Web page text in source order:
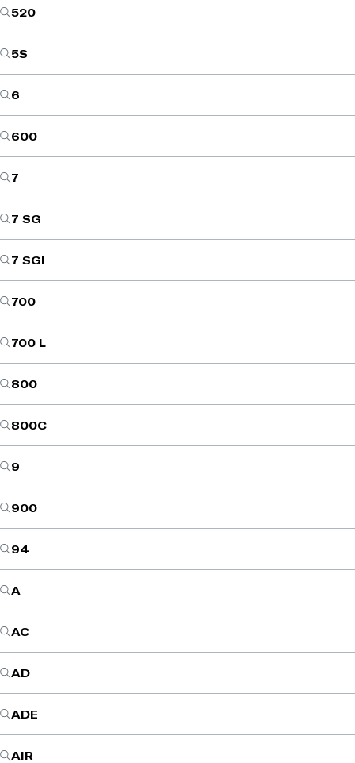
520
5S
6
600
7
7 SG
7 SGI
700
700 L
800
800C
9
900
94
A
AC
AD
ADE
AIR